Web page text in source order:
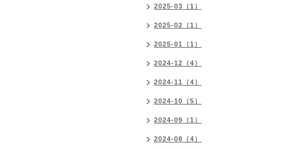
2025-03（1）
2025-02（1）
2025-01（1）
2024-12（4）
2024-11（4）
2024-10（5）
2024-09（1）
2024-08（4）